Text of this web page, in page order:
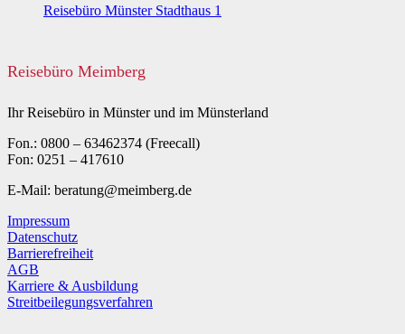
Reisebüro Münster Stadthaus 1
Reisebüro Meimberg
Ihr Reisebüro in Münster und im Münsterland
Fon.: 0800 – 63462374 (Freecall)
Fon: 0251 – 417610
E-Mail: beratung@meimberg.de
Impressum
Datenschutz
Barrierefreiheit
AGB
Karriere & Ausbildung
Streitbeilegungsverfahren